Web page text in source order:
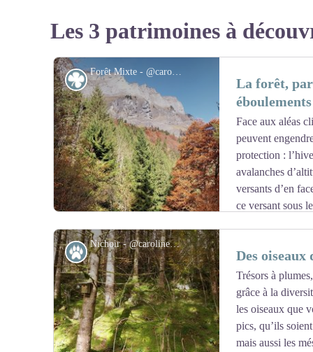
Les 3 patrimoines à
Forêt Mixte - @carolineGehant
Voir l'image en plein écran
Flore
La forêt,
éboulements
Face aux aléas
peuvent
protection :
avalanches
versants d’en
ce versant sous
Cette forêt que vous parcourez, est dite « mixte » : elle
érables, noisetiers, …), ainsi que de résineux
une résistance accrue.
Nichoir - @carolineGehant
Faune Des oiseaux
Trésors à
grâce à la
les oiseaux que
pics, qu’ils
mais aussi les